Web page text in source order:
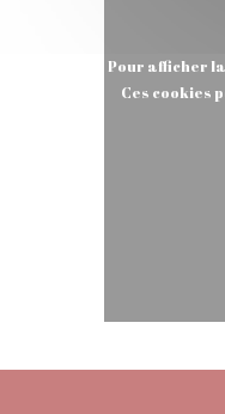
Pour afficher
Ces cookies